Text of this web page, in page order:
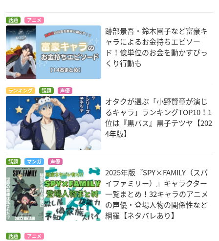
話題 アニメ
跡部景吾・鈴木園子など富豪キ
ャラによるお金持ちエピソー
ド！億単位のお金を動かすびっ
くり行動も
ランキング 話題 声優
オタクが選ぶ「小野賢章が演じ
るキャラ」ランキングTOP10！1
位は『黒バス』黒子テツヤ【202
4年版】
話題 マンガ 声優
2025年版『SPY×FAMILY（スパ
イファミリー）』キャラクター
一覧まとめ！32キャラのアニメ
の声優・登場人物の関係性など
網羅【ネタバレあり】
話題 アニメ